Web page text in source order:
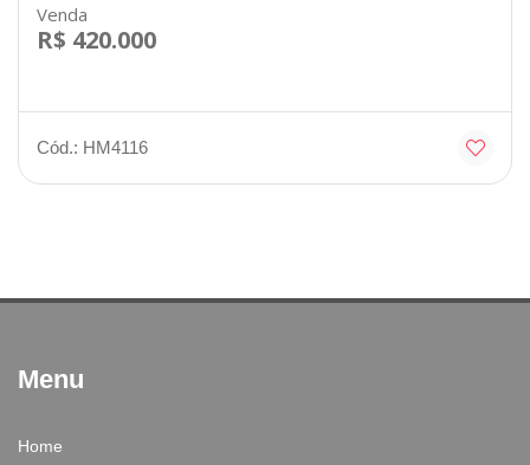
Venda
R$ 420.000
Cód.: HM4116
Menu
Home